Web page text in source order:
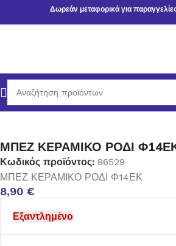
Δωρεάν μεταφορικά για
σελίδα ΧΡΙΣΤΟΥΓΕΝΝΙΑΤΙΚΑ ΕΙΔΗ
ΜΠΕΖ ΚΕΡΑΜΙΚΟ ΡΟΔΙ
Κωδικός προϊόντος: 86529
ΜΠΕΖ ΚΕΡΑΜΙΚΟ ΡΟΔΙ Φ14ΕΚ
8,90 €
Εξαντλημένο